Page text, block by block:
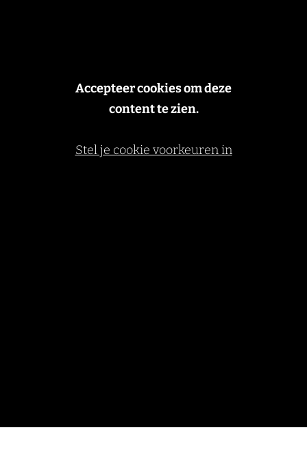
Accepteer cookies om deze
content te zien.
Stel je cookie voorkeuren in